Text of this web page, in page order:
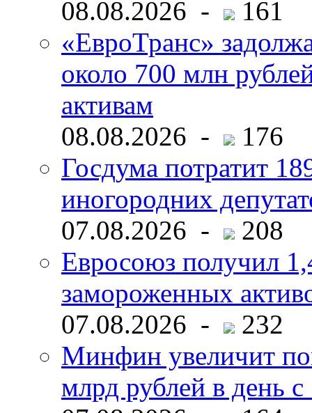
08.08.2026 -
161
«ЕвроТранс»
около 700 млн
активам
08.08.2026 -
176
Госдума потратит
иногородних
07.08.2026 -
208
Евросоюз получил
замороженных
07.08.2026 -
232
Минфин увеличит
млрд рублей в день с